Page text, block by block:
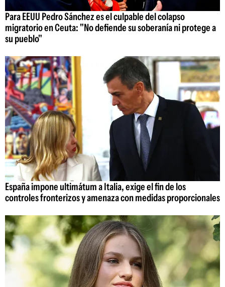
Para EEUU Pedro Sánchez es el culpable del colapso
migratorio en Ceuta: "No defiende su soberanía ni protege a
su pueblo"
España impone ultimátum a Italia, exige el fin de los
controles fronterizos y amenaza con medidas proporcionales